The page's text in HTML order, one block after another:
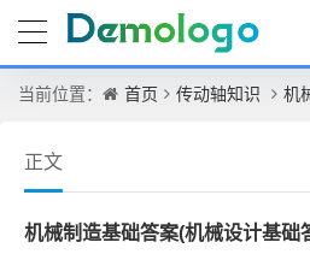
当前位置： 首页 传动轴知识 机
正文
机械制造基础答案(机械设计基础